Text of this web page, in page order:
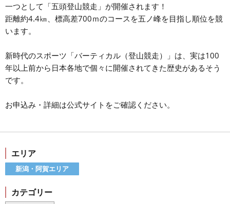
一つとして「五頭登山競走」が開催されます！
距離約4.4㎞、標高差700ｍのコースを五ノ峰を目指し順位を競
います。
新時代のスポーツ「バーティカル（登山競走）」は、実は100
年以上前から日本各地で個々に開催されてきた歴史があるそう
です。
お申込み・詳細は公式サイトをご確認ください。
エリア
新潟・阿賀エリア
カテゴリー